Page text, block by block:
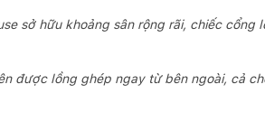
sở hữu khoảng sân rộng rãi, chiếc
được lồng ghép ngay từ bên ngoài, cả